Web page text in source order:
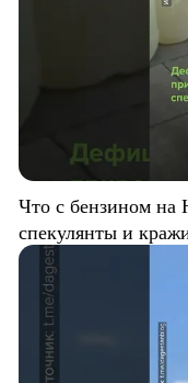
Что с бензином
спекулянты и